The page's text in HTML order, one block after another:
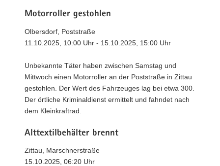
Motorroller gestohlen
Olbersdorf, Poststraße
11.10.2025, 10:00 Uhr - 15.10.2025, 15:00 Uhr
Unbekannte Täter haben zwischen Samstag und
Mittwoch einen Motorroller an der Poststraße in Zittau
gestohlen. Der Wert des Fahrzeuges lag bei etwa 300.
Der örtliche Kriminaldienst ermittelt und fahndet nach
dem Kleinkraftrad.
Alttextilbehälter brennt
Zittau, Marschnerstraße
15.10.2025, 06:20 Uhr